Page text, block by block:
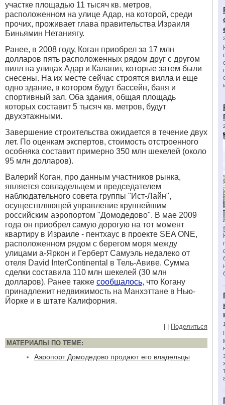
участке площадью 11 тысяч кв. метров,
расположенном на улице Адар, на которой, среди
прочих, проживает глава правительства Израиля
Биньямин Нетаниягу.
Ранее, в 2008 году, Коган приобрел за 17 млн
долларов пять расположенных рядом друг с другом
вилл на улицах Адар и Каланит, которые затем были
снесены. На их месте сейчас строятся вилла и еще
одно здание, в котором будут бассейн, баня и
спортивный зал. Оба здания, общая площадь
которых составит 5 тысяч кв. метров, будут
двухэтажными.
Завершение строительства ожидается в течение двух
лет. По оценкам экспертов, стоимость отстроенного
особняка составит примерно 350 млн шекелей (около
95 млн долларов).
Валерий Коган, про данным участников рынка,
является совладельцем и председателем
наблюдательного совета группы "Ист-Лайн",
осуществляющей управление крупнейшим
российским аэропортом "Домодедово". В мае 2009
года он приобрел самую дорогую на тот момент
квартиру в Израиле - пентхаус в проекте SEA ONE,
расположенном рядом с берегом моря между
улицами а-Яркон и Герберт Самуэль недалеко от
отеля David InterContinental в Тель-Авиве. Сумма
сделки составила 110 млн шекелей (30 млн
долларов). Ранее также сообщалось, что Когану
принадлежит недвижимость на Манхэттане в Нью-
Йорке и в штате Калифорния.
Поделиться
МАТЕРИАЛЫ ПО ТЕМЕ:
Аэропорт Домодедово продают его владельцы